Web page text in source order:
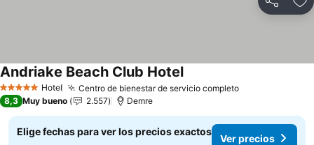
Compartir
5 Estrellas Hotel Centro de bienestar de servicio completoVer precios
Andriake Beach Club HotelVer precios
8,3 Muy bueno 2.557 Demre
Elige fechas para ver los precios exactos
Ver precios